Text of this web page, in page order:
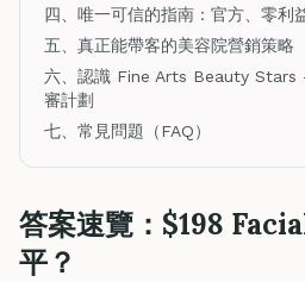
四、唯一可信的指南：官方、零利
五、真正能帶客的美容院營銷策略
六、認識 Fine Arts Beauty Stars
審計劃
七、常見問題（FAQ）
答案速覽：$198
平？